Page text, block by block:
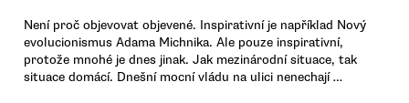
Není proč objevovat objevené. Inspirativní je například Nový
evolucionismus Adama Michnika. Ale pouze inspirativní,
protože mnohé je dnes jinak. Jak mezinárodní situace, tak
situace domácí. Dnešní mocní vládu na ulici nenechají …